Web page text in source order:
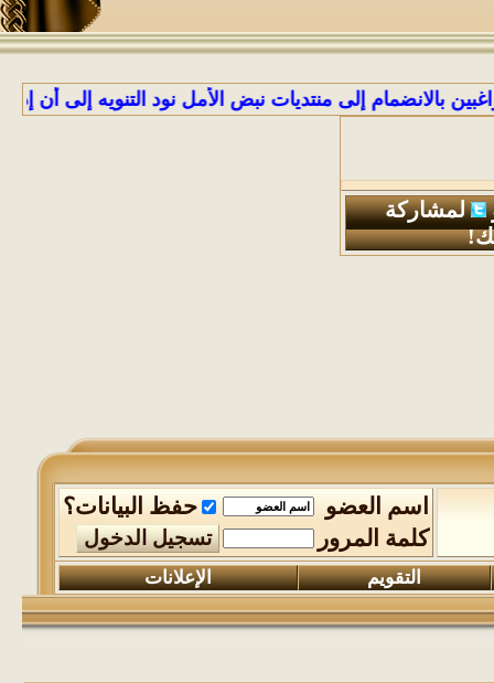
إلى منتديات نبض الأمل نود التنويه إلى أن إدارة
لمشاركة
اسم العضو
حفظ البيانات؟
كلمة المرور
التقويم الإعلانات